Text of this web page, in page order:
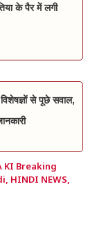
के पैर में लगी
विशेषज्ञों से पूछे सवाल,
KI Breaking
, HINDI NEWS,